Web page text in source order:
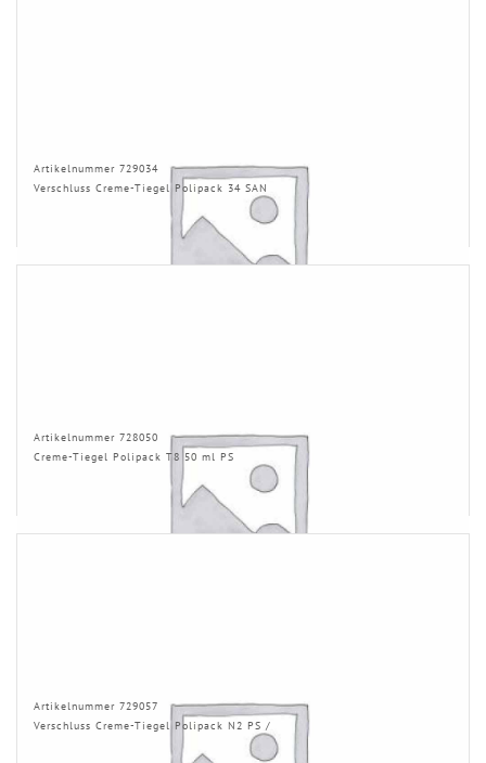
Artikelnummer 729034
Verschluss Creme-Tiegel Polipack 34 SAN
Artikelnummer 728050
Creme-Tiegel Polipack T8 50 ml PS
Artikelnummer 729057
Verschluss Creme-Tiegel Polipack N2 PS /